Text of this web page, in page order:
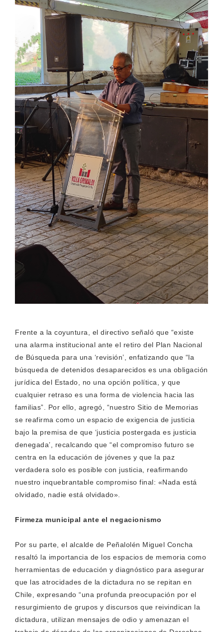
Frente a la coyuntura, el directivo señaló que “existe
una alarma institucional ante el retiro del Plan Nacional
de Búsqueda para una ‘revisión’, enfatizando que “la
búsqueda de detenidos desaparecidos es una obligación
jurídica del Estado, no una opción política, y que
cualquier retraso es una forma de violencia hacia las
familias”. Por ello, agregó, “nuestro Sitio de Memorias
se reafirma como un espacio de exigencia de justicia
bajo la premisa de que ‘justicia postergada es justicia
denegada’, recalcando que “el compromiso futuro se
centra en la educación de jóvenes y que la paz
verdadera solo es posible con justicia, reafirmando
nuestro inquebrantable compromiso final: «Nada está
olvidado, nadie está olvidado».
Firmeza municipal ante el negacionismo
Por su parte, el alcalde de Peñalolén Miguel Concha
resaltó la importancia de los espacios de memoria como
herramientas de educación y diagnóstico para asegurar
que las atrocidades de la dictadura no se repitan en
Chile, expresando “una profunda preocupación por el
resurgimiento de grupos y discursos que reivindican la
dictadura, utilizan mensajes de odio y amenazan el